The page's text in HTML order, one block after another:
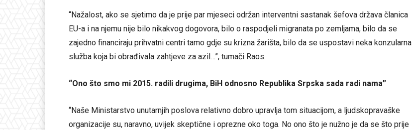
“Nažalost, ako se sjetimo da je prije par mjeseci održan interventni sastanak šefova država članica
EU-a i na njemu nije bilo nikakvog dogovora, bilo o raspodjeli migranata po zemljama, bilo da se
zajedno financiraju prihvatni centri tamo gdje su krizna žarišta, bilo da se uspostavi neka konzularna
služba koja bi obrađivala zahtjeve za azil…”, tumači Raos.
“Ono što smo mi 2015. radili drugima, BiH odnosno Republika Srpska sada radi nama”
“Naše Ministarstvo unutarnjih poslova relativno dobro upravlja tom situacijom, a ljudskopravaške
organizacije su, naravno, uvijek skeptične i oprezne oko toga. No ono što je nužno je da se što prije